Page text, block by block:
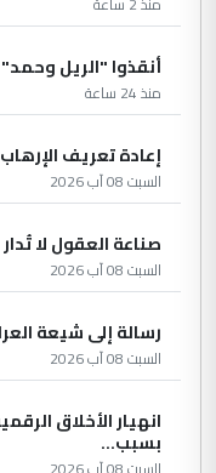
أنقذوا "الريل
منذ 24 ساعة
إعادة تعريف
السبت 08 آب 2026
صناعة العقول لا
السبت 08 آب 2026
رسالة إلى شيعة
السبت 08 آب 2026
انهيار الأخلاق
بسبب...